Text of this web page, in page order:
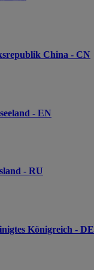
China - CN
- EN
- RU
Königreich - DE